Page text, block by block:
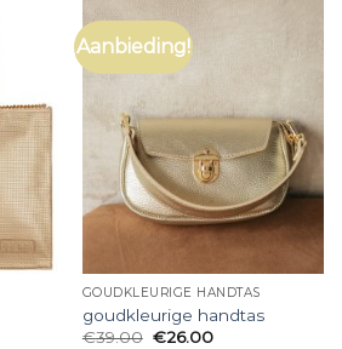
Aanbieding!
GOUDKLEURIGE HANDTAS
goudkleurige handtas
€39.00 €26.00